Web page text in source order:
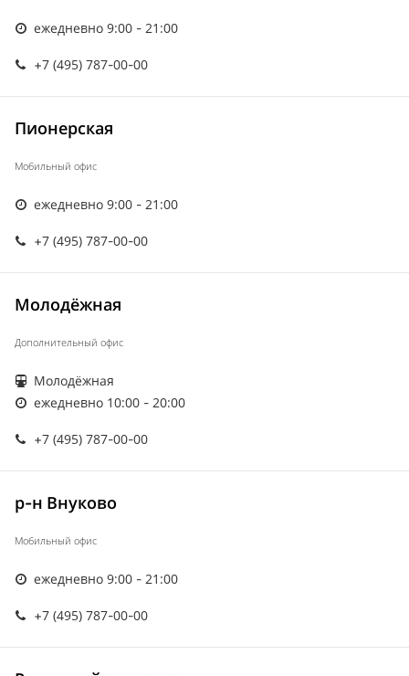
ежедневно 9:00 - 21:00
+7 (495) 787-00-00
Пионерская
Мобильный офис
ежедневно 9:00 - 21:00
+7 (495) 787-00-00
Молодёжная
Дополнительный офис
Молодёжная
ежедневно 10:00 - 20:00
+7 (495) 787-00-00
р-н Внуково
Мобильный офис
ежедневно 9:00 - 21:00
+7 (495) 787-00-00